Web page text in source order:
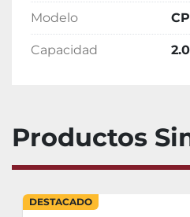
Modelo
Capacidad
Productos
DESTACADO